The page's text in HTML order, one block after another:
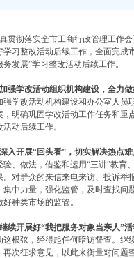
彻落实全市工商行政管理工作会
学习整改活动后续工作，全面完成
务发展”学习整改活动后续工作。
强学改活动组织机构建设，全力做
强学改活动机构建设和办公室人员
，明确巩固学改活动工作任务和重
动后续工作。
入开展“回头看”，切实解决热点难
验、做法，借鉴和运用“三讲”教育
。对群众的来信来电来访、投诉举
集中力量，强化监管，及时查找问
好种类市场的监管。
续开展好“我把服务对象当亲人”活
这根弦，经得起任何暗访督查。继
再次征求意见，以此来衡量对问题